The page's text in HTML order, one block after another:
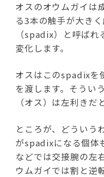
オスのオウムガイは
る3本の触手が大き
（spadix）と呼ば
変化します。
オスはこのspadixを
を渡します。そうい
（オス）は左利きだ
ところが、どういう
がspadixになる個体
などでは交接腕の左
ウムガイでは割と逆